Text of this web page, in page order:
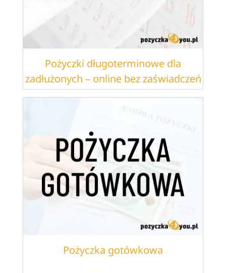
Pożyczki długoterminowe dla
zadłużonych – online bez zaświadczeń
Pożyczka gotówkowa